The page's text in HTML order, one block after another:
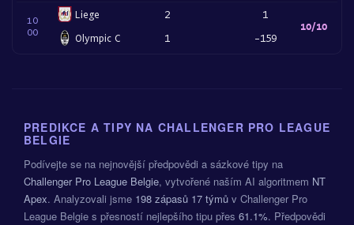
10
00
Liege
Olympic C
2
1
1
-159
10/10
PREDIKCE A TIPY NA CHALLENGER PRO LEAGUE
BELGIE
Podívejte se na nejnovější předpovědi a sázkové tipy na
Challenger Pro League Belgie, vytvořené naším AI algoritmem NT
Apex. Analyzovali jsme 198 zápasů 17 týmů v Challenger Pro
League Belgie s přesností nejlepšího tipu přes 61.1%. Předpovědi